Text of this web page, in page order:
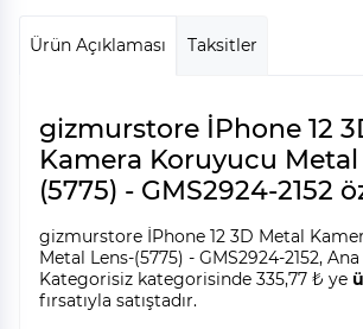
Ürün Açıklaması Taksitler
gizmurstore İPhone 12
Kamera Koruyucu Metal
(5775) - GMS2924-2152
gizmurstore İPhone 12 3D Metal
Metal Lens-(5775) - GMS2924-2152,
Kategorisiz kategorisinde 335,77 ₺ ye
fırsatıyla satıştadır.